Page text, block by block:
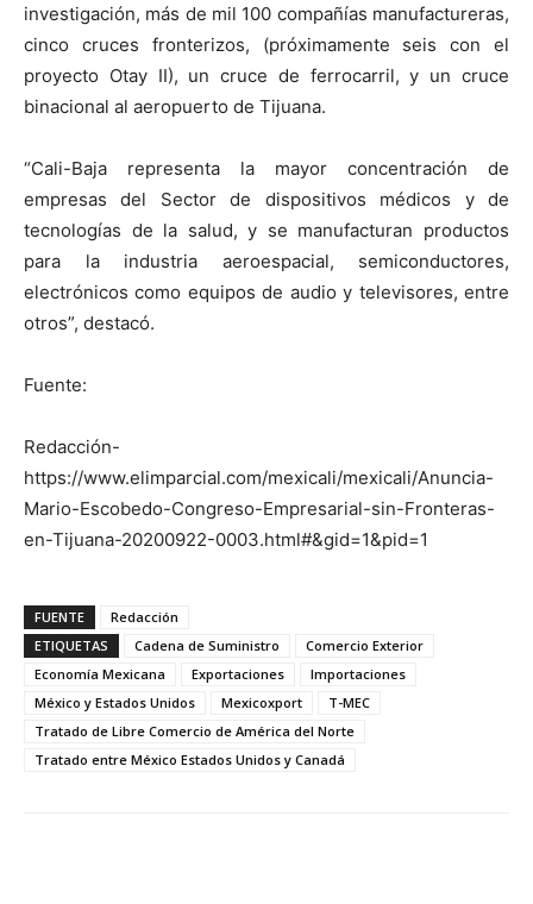
investigación, más de mil 100 compañías manufactureras,
cinco cruces fronterizos, (próximamente seis con el
proyecto Otay II), un cruce de ferrocarril, y un cruce
binacional al aeropuerto de Tijuana.
“Cali-Baja representa la mayor concentración de
empresas del Sector de dispositivos médicos y de
tecnologías de la salud, y se manufacturan productos
para la industria aeroespacial, semiconductores,
electrónicos como equipos de audio y televisores, entre
otros”, destacó.
Fuente:
Redacción-
https://www.elimparcial.com/mexicali/mexicali/Anuncia-
Mario-Escobedo-Congreso-Empresarial-sin-Fronteras-
en-Tijuana-20200922-0003.html#&gid=1&pid=1
FUENTE
Redacción
ETIQUETAS
Cadena de Suministro
Comercio Exterior
Economía Mexicana
Exportaciones
Importaciones
México y Estados Unidos
Mexicoxport
T-MEC
Tratado de Libre Comercio de América del Norte
Tratado entre México Estados Unidos y Canadá